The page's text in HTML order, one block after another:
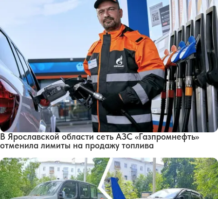
В Ярославской области сеть АЗС «Газпромнефть»
отменила лимиты на продажу топлива